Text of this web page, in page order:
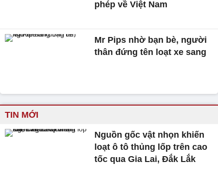
phép về Việt Nam
Mr Pips nhờ bạn bè, người
thân đứng tên loạt xe sang
TIN MỚI
Nguồn gốc vật nhọn khiến
loạt ô tô thủng lốp trên cao
tốc qua Gia Lai, Đắk Lắk